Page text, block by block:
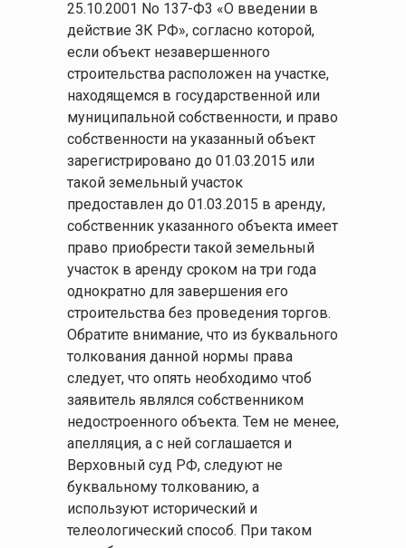
25.10.2001 No 137-Ф3 «О введении в
действие ЗК РФ», согласно которой,
если объект незавершенного
строительства расположен на участке,
находящемся в государственной или
муниципальной собственности, и право
собственности на указанный объект
зарегистрировано до 01.03.2015 или
такой земельный участок
предоставлен до 01.03.2015 в аренду,
собственник указанного объекта имеет
право приобрести такой земельный
участок в аренду сроком на три года
однократно для завершения его
строительства без проведения торгов.
Обратите внимание, что из буквального
толкования данной нормы права
следует, что опять необходимо чтоб
заявитель являлся собственником
недостроенного объекта. Тем не менее,
апелляция, а с ней соглашается и
Верховный суд РФ, следуют не
буквальному толкованию, а
используют исторический и
телеологический способ. При таком